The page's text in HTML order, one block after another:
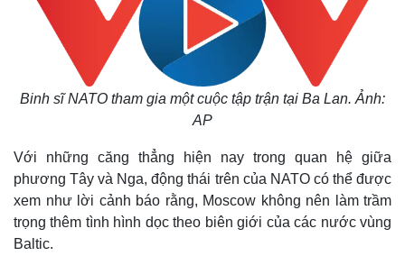
Binh sĩ NATO tham gia một cuộc tập trận tại Ba Lan. Ảnh:
AP
Với những căng thẳng hiện nay trong quan hệ giữa
phương Tây và Nga, động thái trên của NATO có thể được
xem như lời cảnh báo rằng, Moscow không nên làm trầm
trọng thêm tình hình dọc theo biên giới của các nước vùng
Baltic.